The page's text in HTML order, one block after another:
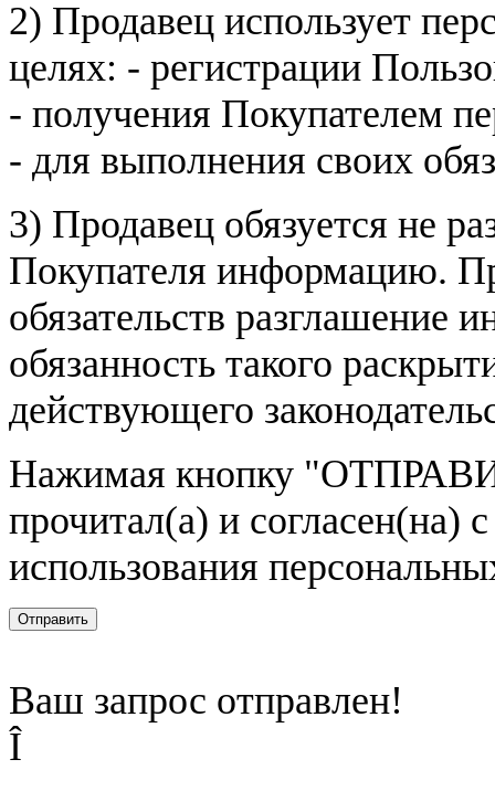
2) Продавец использует
целях: - регистрации
- получения Покупателем
- для выполнения своих
3) Продавец обязуется не
Покупателя информацию.
обязательств разглашение
обязанность такого
действующего
Нажимая кнопку
прочитал(а) и согласен(на)
использования
Отправить
Ваш запрос отправлен!
Î